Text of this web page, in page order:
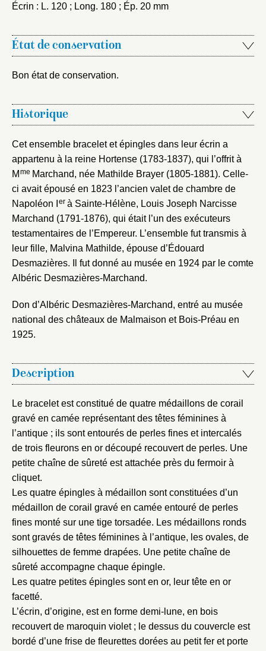
Écrin : L. 120 ; Long. 180 ; Ép. 20 mm
État de conservation
Bon état de conservation.
Historique
Cet ensemble bracelet et épingles dans leur écrin a
appartenu à la reine Hortense (1783-1837), qui l’offrit à
M me Marchand, née Mathilde Brayer (1805-1881). Celle-
ci avait épousé en 1823 l’ancien valet de chambre de
Napoléon I
erà Sainte-Hélène, Louis Joseph Narcisse
Marchand (1791-1876), qui était l’un des exécuteurs
testamentaires de l’Empereur. L’ensemble fut transmis à
leur fille, Malvina Mathilde, épouse d’Édouard
Desmazières. Il fut donné au musée en 1924 par le comte
Albéric Desmazières-Marchand.
Don d’Albéric Desmazières-Marchand, entré au musée
national des châteaux de Malmaison et Bois-Préau en
1925.
Description
Le bracelet est constitué de quatre médaillons de corail
gravé en camée représentant des têtes féminines à
l’antique ; ils sont entourés de perles fines et intercalés
de trois fleurons en or découpé recouvert de perles. Une
petite chaîne de sûreté est attachée près du fermoir à
cliquet.
Les quatre épingles à médaillon sont constituées d’un
médaillon de corail gravé en camée entouré de perles
fines monté sur une tige torsadée. Les médaillons ronds
sont gravés de têtes féminines à l’antique, les ovales, de
silhouettes de femme drapées. Une petite chaîne de
sûreté accompagne chaque épingle.
Les quatre petites épingles sont en or, leur tête en or
facetté.
L’écrin, d’origine, est en forme demi-lune, en bois
recouvert de maroquin violet ; le dessus du couvercle est
bordé d’une frise de fleurettes dorées au petit fer et porte
Fermer
Choix du dossier où ajouter la
notice
Nom du dossier
Connexion
Courriel